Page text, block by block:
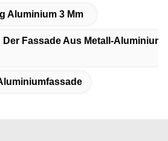
Aluminium 3 Mm
Fassade Aus Metall-Aluminium